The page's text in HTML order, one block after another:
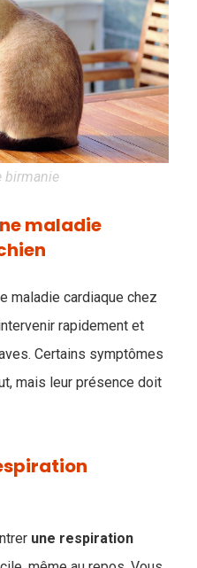
birmanie
maladie
maladie cardiaque chez
rapidement et
Certains symptômes
mais leur présence doit
une respiration